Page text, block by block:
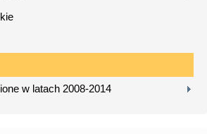
w latach 2008-2014